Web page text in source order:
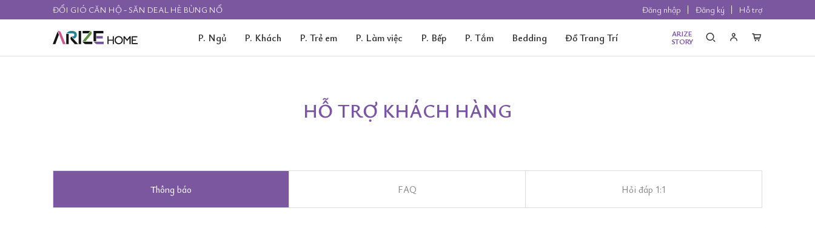
ĐỔI GIÓ CĂN HỘ - SĂN DEAL HÈ BÙNG NỔ Đăng nhập Đăng ký Hỗ trợ
P. Ngủ P. Khách P. Trẻ em P. Làm việc P. Bếp P. Tắm Bedding Đồ Trang Trí
ARIZE
STORY
HỖ TRỢ KHÁCH HÀNG
Thông báo FAQ Hỏi đáp 1:1